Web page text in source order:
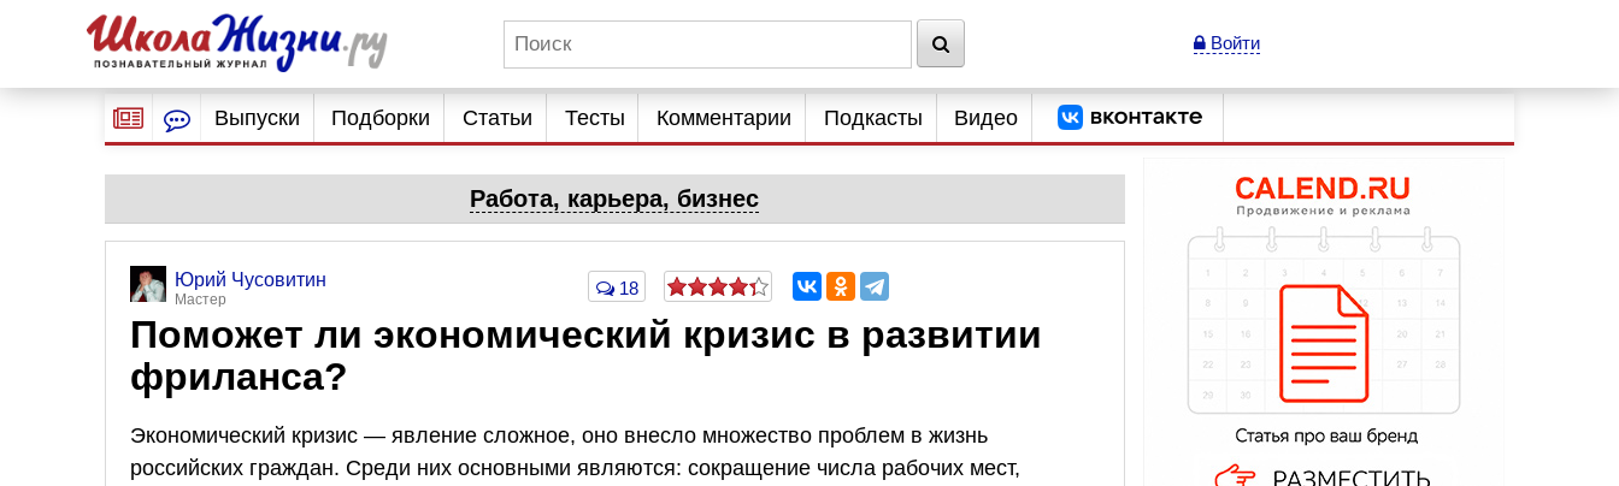
Войти
Выпуски Подборки Статьи Тесты Комментарии Подкасты Видео
Работа, карьера, бизнес
Юрий Чусовитин
Мастер
18
Поможет ли экономический кризис в развитии
фриланса?
Экономический кризис — явление сложное, оно внесло множество проблем в жизнь
российских граждан. Среди них основными являются: сокращение числа рабочих мест,